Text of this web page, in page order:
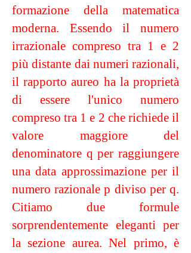
formazione della matematica
moderna. Essendo il numero
irrazionale compreso tra 1 e 2
più distante dai numeri razionali,
il rapporto aureo ha la proprietà
di essere l'unico numero
compreso tra 1 e 2 che richiede il
valore maggiore del
denominatore q per raggiungere
una data approssimazione per il
numero razionale p diviso per q.
Citiamo due formule
sorprendentemente eleganti per
la sezione aurea. Nel primo, è